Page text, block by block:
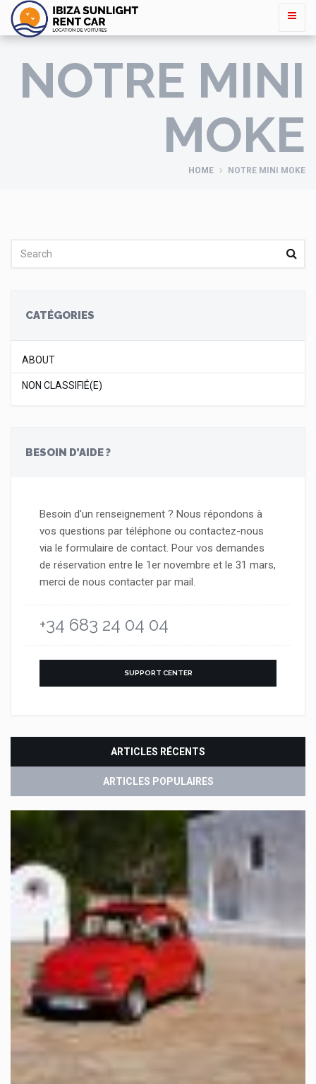
NOTRE MINI
MOKE
HOME NOTRE MINI MOKE
CATÉGORIES
ABOUT
NON CLASSIFIÉ(E)
BESOIN D’AIDE ?
Besoin d'un renseignement ? Nous répondons à
vos questions par téléphone ou contactez-nous
via le formulaire de contact. Pour vos demandes
de réservation entre le 1er novembre et le 31 mars,
merci de nous contacter par mail.
+34 683 24 04 04
SUPPORT CENTER
ARTICLES RÉCENTS
ARTICLES POPULAIRES